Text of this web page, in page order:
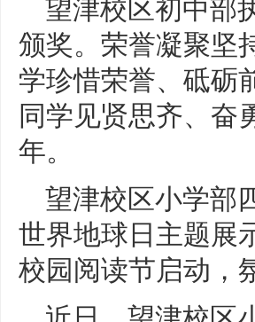
颁奖。荣誉凝聚坚
学珍惜荣誉、砥砺
同学见贤思齐、奋
年。
望津校区小学部
世界地球日主题展
校园阅读节启动，